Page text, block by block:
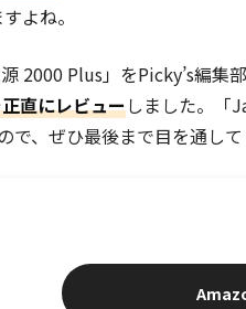
よね。
2000 Plus」をPicky’s編集部
直にレビューしました。「
、ぜひ最後まで目を通して